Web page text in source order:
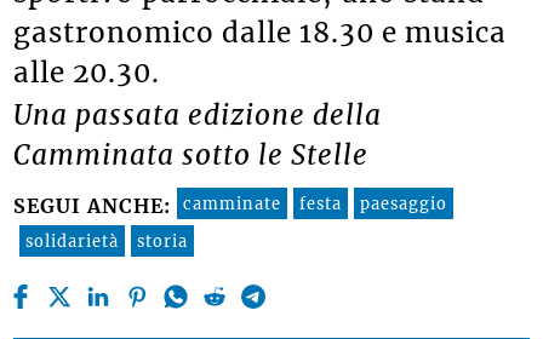
gastronomico dalle 18.30 e musica
alle 20.30.
Una passata edizione della
Camminata sotto le Stelle
SEGUI ANCHE: camminate festa
paesaggio
solidarietà
storia